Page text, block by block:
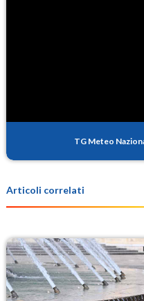
TG Meteo
Articoli correlati